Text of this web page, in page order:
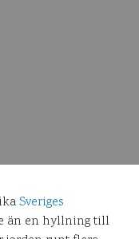
Sveriges
än en hyllning till